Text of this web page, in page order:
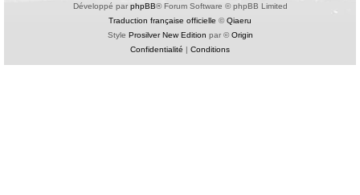
Développé par phpBB® Forum Software © phpBB Limited
Traduction française officielle ©Qiaeru
Style Prosilver New Edition par ©Origin
Confidentialité | Conditions